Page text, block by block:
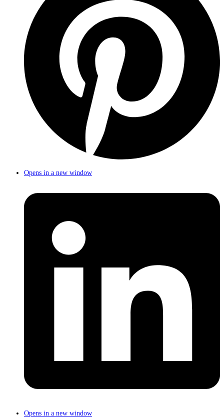
Opens in a new window
Opens in a new window